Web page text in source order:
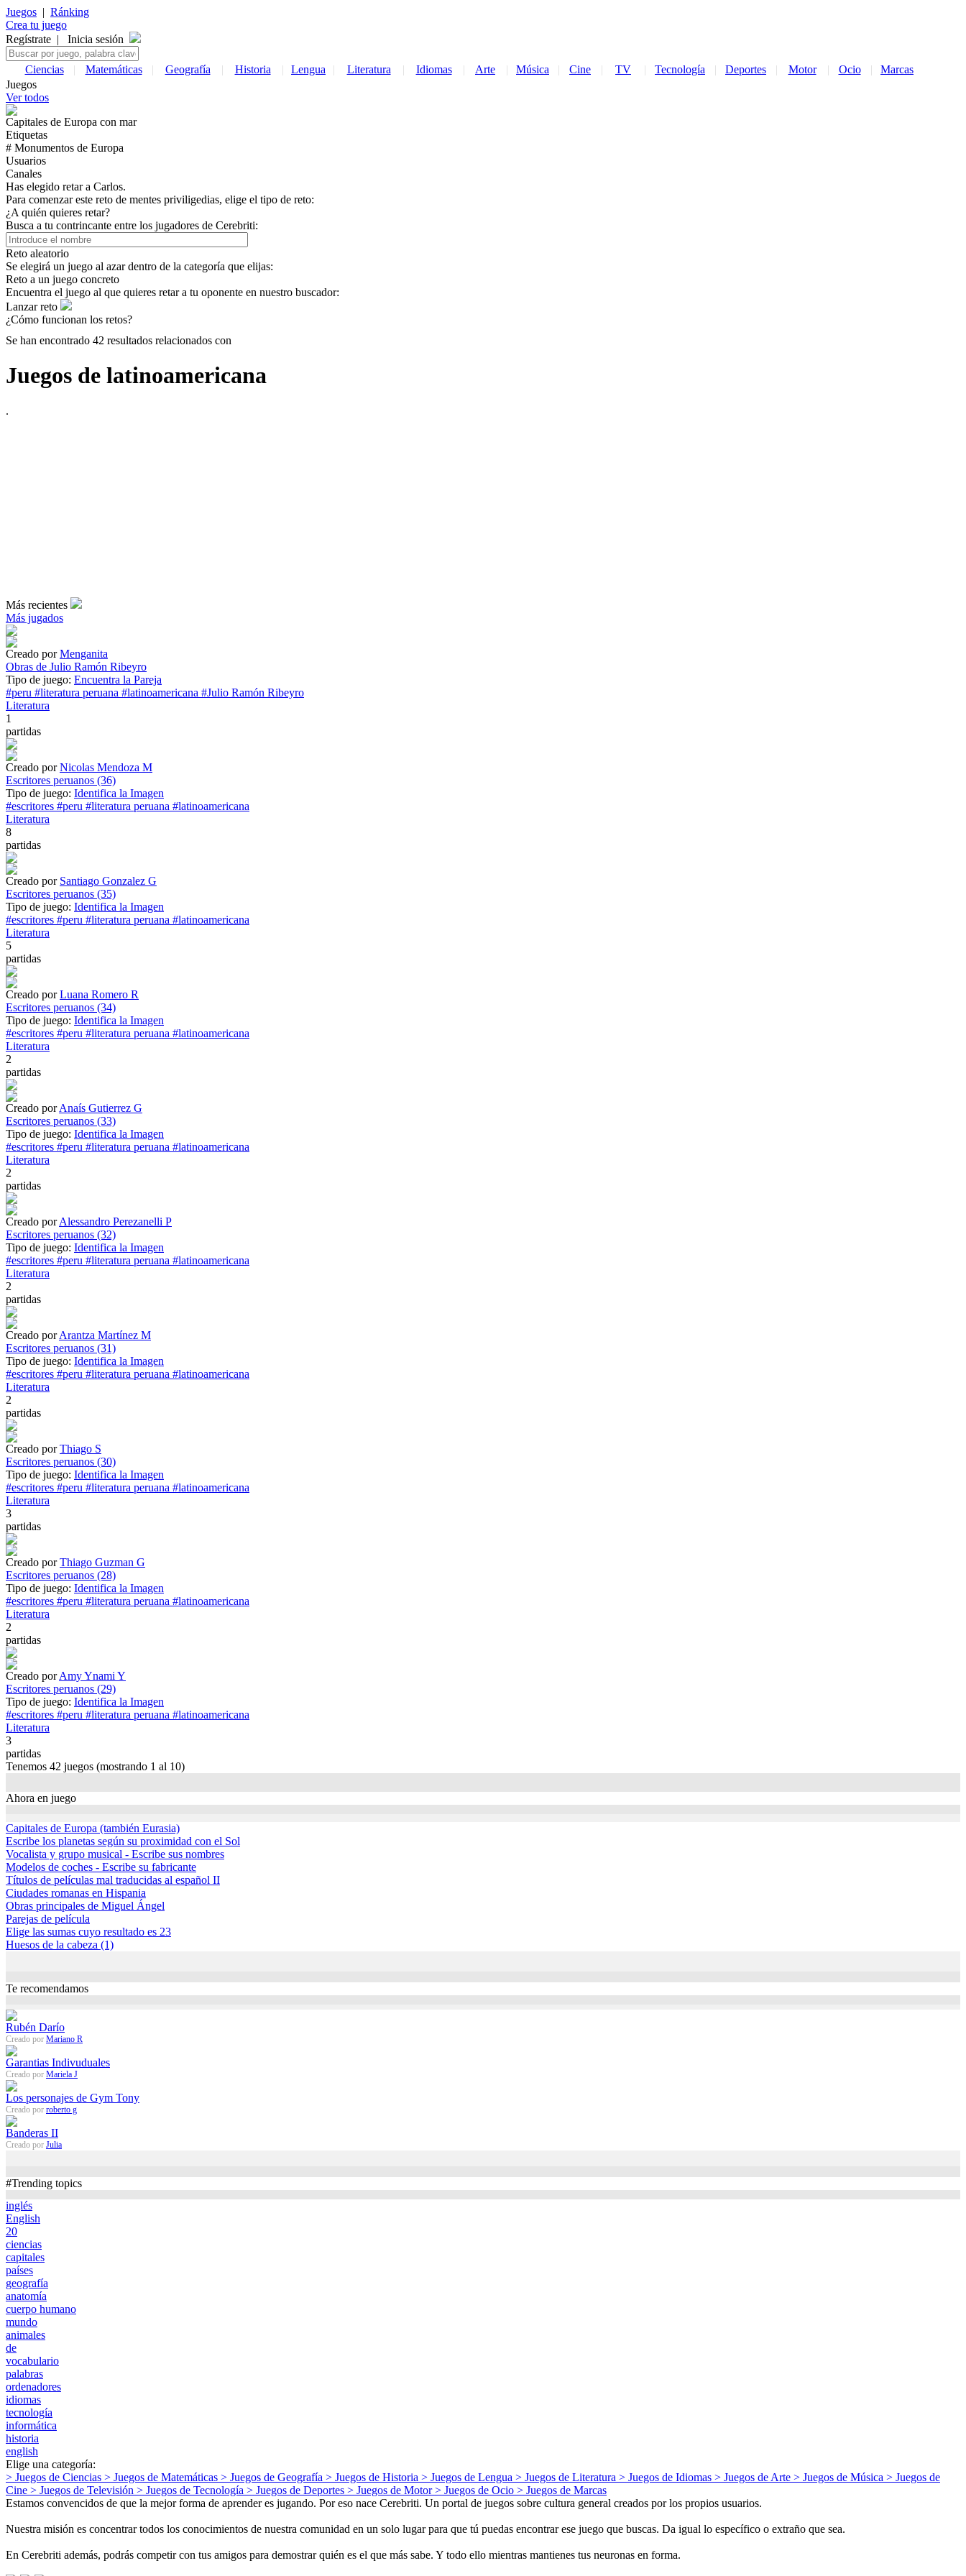
Juegos | Ránking
Crea tu juego
Regístrate | Inicia sesión
Ciencias | Matemáticas | Geografía | Historia | Lengua | Literatura | Idiomas | Arte | Música | Cine | TV | Tecnología | Deportes | Motor | Ocio |
Marcas
Juegos
Ver todos
Capitales de Europa con mar
Etiquetas
# Monumentos de Europa
Usuarios
Canales
Has elegido retar a Carlos.
Para comenzar este reto de mentes priviligedias, elige el tipo de reto:
¿A quién quieres retar?
Busca a tu contrincante entre los jugadores de Cerebriti:
Reto aleatorio
Se elegirá un juego al azar dentro de la categoría que elijas:
Reto a un juego concreto
Encuentra el juego al que quieres retar a tu oponente en nuestro buscador:
Lanzar reto
¿Cómo funcionan los retos?
Se han encontrado 42 resultados relacionados con
Juegos de latinoamericana
.
Más recientes
Más jugados
Creado porMenganita
Obras de Julio Ramón Ribeyro
Tipo de juego: Encuentra la Pareja
#peru #literatura peruana #latinoamericana #Julio Ramón Ribeyro
Literatura
1
partidas
Creado porNicolas Mendoza M
Escritores peruanos (36)
Tipo de juego: Identifica la Imagen
#escritores #peru #literatura peruana #latinoamericana
Literatura
8
partidas
Creado por Santiago Gonzalez G
Escritores peruanos (35)
Tipo de juego: Identifica la Imagen
#escritores #peru #literatura peruana #latinoamericana
Literatura
5
partidas
Creado porLuana Romero R
Escritores peruanos (34)
Tipo de juego: Identifica la Imagen
#escritores #peru #literatura peruana #latinoamericana
Literatura
2
partidas
Creado porAnaís Gutierrez G
Escritores peruanos (33)
Tipo de juego: Identifica la Imagen
#escritores #peru #literatura peruana #latinoamericana
Literatura
2
partidas
Creado porAlessandro Perezanelli P
Escritores peruanos (32)
Tipo de juego: Identifica la Imagen
#escritores #peru #literatura peruana #latinoamericana
Literatura
2
partidas
Creado porArantza Martínez M
Escritores peruanos (31)
Tipo de juego: Identifica la Imagen
#escritores #peru #literatura peruana #latinoamericana
Literatura
2
partidas
Creado porThiago S
Escritores peruanos (30)
Tipo de juego: Identifica la Imagen
#escritores #peru #literatura peruana #latinoamericana
Literatura
3
partidas
Creado porThiago Guzman G
Escritores peruanos (28)
Tipo de juego: Identifica la Imagen
#escritores #peru #literatura peruana #latinoamericana
Literatura
2
partidas
Creado porAmy Ynami Y
Escritores peruanos (29)
Tipo de juego: Identifica la Imagen
#escritores #peru #literatura peruana #latinoamericana
Literatura
3
partidas
Tenemos 42 juegos (mostrando 1 al 10)
Ahora en juego
Capitales de Europa (también Eurasia)
Escribe los planetas según su proximidad con el Sol
Vocalista y grupo musical - Escribe sus nombres
Modelos de coches - Escribe su fabricante
Títulos de películas mal traducidas al español II
Ciudades romanas en Hispania
Obras principales de Miguel Ángel
Parejas de película
Elige las sumas cuyo resultado es 23
Huesos de la cabeza (1)
Te recomendamos
Rubén Darío
Creado por Mariano R
Garantias Indivuduales
Creado por Mariela J
Los personajes de Gym Tony
Creado por roberto g
Banderas II
Creado por Julia
#Trending topics
inglés
English
20
ciencias
capitales
países
geografía
anatomía
cuerpo humano
mundo
animales
de
vocabulario
palabras
ordenadores
idiomas
tecnología
informática
historia
english
Elige una categoría:
> Juegos de Ciencias > Juegos de Matemáticas > Juegos de Geografía > Juegos de Historia > Juegos de Lengua > Juegos de Literatura > Juegos de Idiomas > Juegos de Arte > Juegos de Música > Juegos de
Cine > Juegos de Televisión > Juegos de Tecnología > Juegos de Deportes > Juegos de Motor > Juegos de Ocio > Juegos de Marcas
Estamos convencidos de que la mejor forma de aprender es jugando. Por eso nace Cerebriti. Un portal de juegos sobre cultura general creados por los propios usuarios.
Nuestra misión es concentrar todos los conocimientos de nuestra comunidad en un solo lugar para que tú puedas encontrar ese juego que buscas. Da igual lo específico o extraño que sea.
En Cerebriti además, podrás competir con tus amigos para demostrar quién es el que más sabe. Y todo ello mientras mantienes tus neuronas en forma.